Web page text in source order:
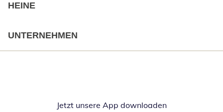
HEINE
UNTERNEHMEN
Jetzt unsere App downloadenÖffnet in